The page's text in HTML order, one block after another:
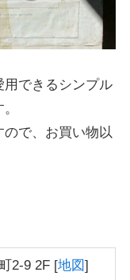
用できるシンプル
ので、お買い物以
2-9 2F [地図]